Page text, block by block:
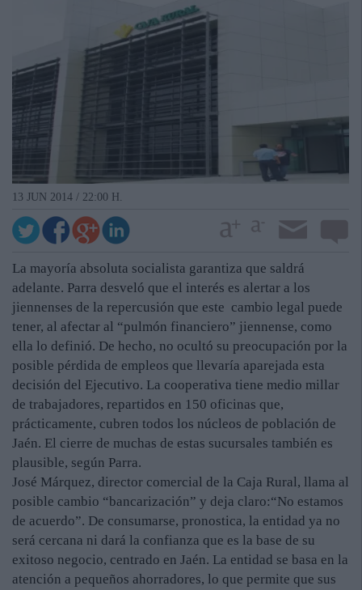
13 JUN 2014 / 22:00 H.
La mayoría absoluta socialista garantiza que saldrá
adelante. Parra desveló que el interés es alertar a los
jiennenses de la repercusión que este cambio legal puede
tener, al afectar al “pulmón financiero” jiennense, como
ella lo definió. De hecho, no ocultó su preocupación por la
posible pérdida de empleos que llevaría aparejada esta
decisión del Ejecutivo. La cooperativa tiene medio millar
de trabajadores, repartidos en 150 oficinas que,
prácticamente, cubren todos los núcleos de población de
Jaén. El cierre de muchas de estas sucursales también es
plausible, según Parra.
José Márquez, director comercial de la Caja Rural, llama al
posible cambio “bancarización” y deja claro:“No estamos
de acuerdo”. De consumarse, pronostica, la entidad ya no
será cercana ni dará la confianza que es la base de su
exitoso negocio, centrado en Jaén. La entidad se basa en la
atención a pequeños ahorradores, lo que permite que sus